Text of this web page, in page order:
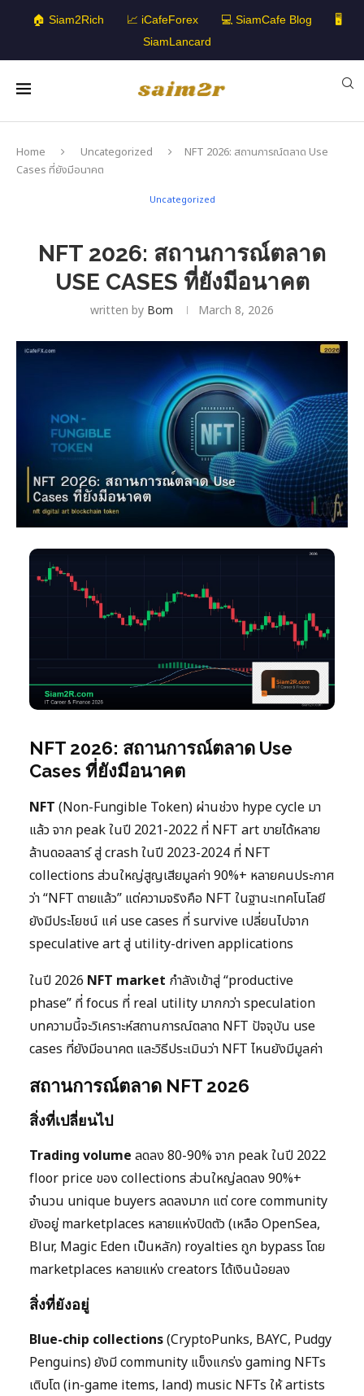
🏠 Siam2Rich 📈 iCafeForex 💻 SiamCafe Blog
🖥️
SiamLancard
Home Uncategorized
NFT 2026: สถานการณ์ตลาด Use
Cases ที่ยังมีอนาคต
Uncategorized
NFT 2026: สถานการณ์ตลาด
USE CASES ที่ยังมีอนาคต
written by Bom March 8, 2026
NFT 2026: สถานการณ์ตลาด Use
Cases ที่ยังมีอนาคต
NFT (Non-Fungible Token) ผ่านช่วง hype cycle มา
แล้ว จาก peak ในปี 2021-2022 ที่ NFT art ขายได้หลาย
ล้านดอลลาร์ สู่ crash ในปี 2023-2024 ที่ NFT
collections ส่วนใหญ่สูญเสียมูลค่า 90%+ หลายคนประกาศ
ว่า “NFT ตายแล้ว” แต่ความจริงคือ NFT ในฐานะเทคโนโลยี
ยังมีประโยชน์ แค่ use cases ที่ survive เปลี่ยนไปจาก
speculative art สู่ utility-driven applications
ในปี 2026 NFT market กำลังเข้าสู่ “productive
phase” ที่ focus ที่ real utility มากกว่า speculation
บทความนี้จะวิเคราะห์สถานการณ์ตลาด NFT ปัจจุบัน use
cases ที่ยังมีอนาคต และวิธีประเมินว่า NFT ไหนยังมีมูลค่า
สถานการณ์ตลาด NFT 2026
สิ่งที่เปลี่ยนไป
Trading volume ลดลง 80-90% จาก peak ในปี 2022
floor price ของ collections ส่วนใหญ่ลดลง 90%+
จำนวน unique buyers ลดลงมาก แต่ core community
ยังอยู่ marketplaces หลายแห่งปิดตัว (เหลือ OpenSea,
Blur, Magic Eden เป็นหลัก) royalties ถูก bypass โดย
marketplaces หลายแห่ง creators ได้เงินน้อยลง
สิ่งที่ยังอยู่
Blue-chip collections(CryptoPunks, BAYC, Pudgy
Penguins) ยังมี community แข็งแกร่ง gaming NFTs
เติบโต (in-game items, land) music NFTs ให้ artists